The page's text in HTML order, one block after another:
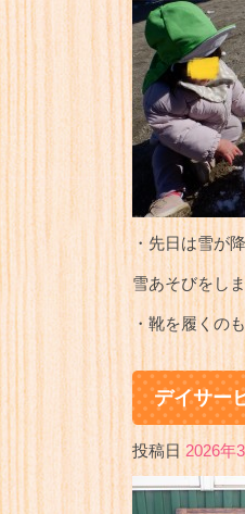
・先日は雪が
雪あそびをし
・靴を履くの
デイサー
投稿日 2026年